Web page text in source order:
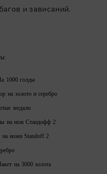
и зависаний.
1000 голды
на золото и серебро
медали
на нож Стандофф 2
ножи Standoff 2
на 3000 золота